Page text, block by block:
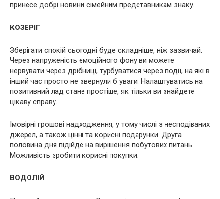
принесе добрі новини сімейним представникам знаку.
КОЗЕРІГ
Зберігати спокій сьогодні буде складніше, ніж зазвичай.
Через напруженість емоційного фону ви можете
нервувати через дрібниці, турбуватися через події, на які в
інший час просто не звернули б уваги. Налаштуватись на
позитивний лад стане простіше, як тільки ви знайдете
цікаву справу.
Імовірні грошові надходження, у тому числі з несподіваних
джерел, а також цінні та корисні подарунки. Друга
половина дня підійде на вирішення побутових питань.
Можливість зробити корисні покупки.
ВОДОЛІЙ